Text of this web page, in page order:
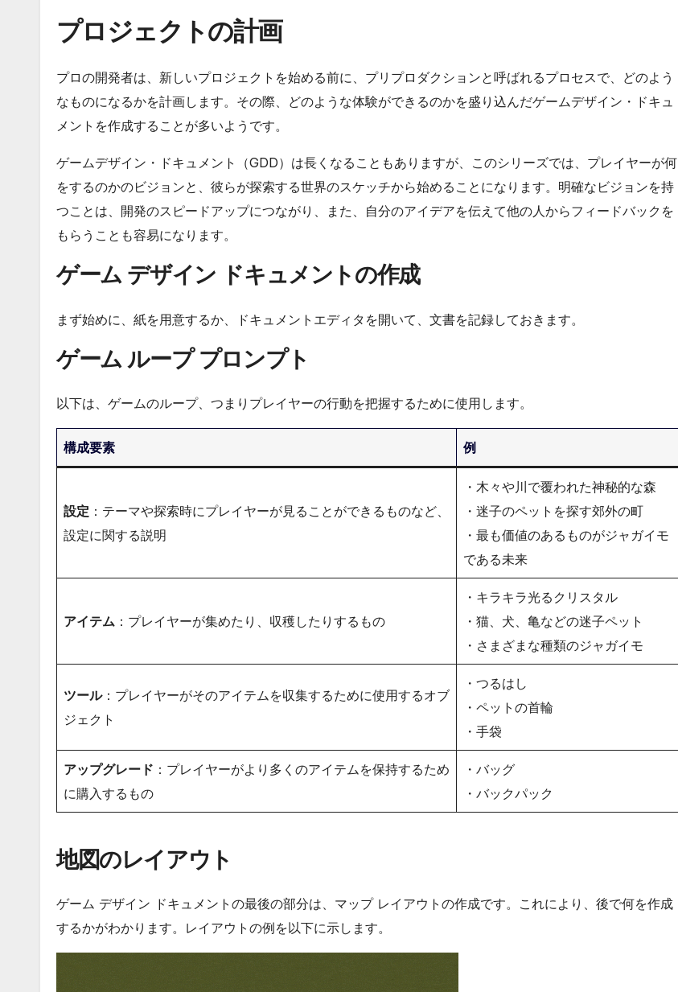
プロジェクトの計画
プロの開発者は、新しいプロジェクトを始める前に、プリプロダクションと呼ばれるプロセスで、どのよう
なものになるかを計画します。その際、どのような体験ができるのかを盛り込んだゲームデザイン・ドキュ
メントを作成することが多いようです。
ゲームデザイン・ドキュメント（GDD）は長くなることもありますが、このシリーズでは、プレイヤーが何
をするのかのビジョンと、彼らが探索する世界のスケッチから始めることになります。明確なビジョンを持
つことは、開発のスピードアップにつながり、また、自分のアイデアを伝えて他の人からフィードバックを
もらうことも容易になります。
ゲーム デザイン ドキュメントの作成
まず始めに、紙を用意するか、ドキュメントエディタを開いて、文書を記録しておきます。
ゲーム ループ プロンプト
以下は、ゲームのループ、つまりプレイヤーの行動を把握するために使用します。
構成要素 例
設定 ：テーマや探索時にプレイヤーが見ることができるものなど、
設定に関する説明
・木々や川で覆われた神秘的な森
・迷子のペットを探す郊外の町
・最も価値のあるものがジャガイモ
である未来
アイテム ：プレイヤーが集めたり、収穫したりするもの
・キラキラ光るクリスタル
・猫、犬、亀などの迷子ペット
・さまざまな種類のジャガイモ
ツール：プレイヤーがそのアイテムを収集するために使用するオブ
ジェクト
・つるはし
・ペットの首輪
・手袋
アップグレード ：プレイヤーがより多くのアイテムを保持するため
に購入するもの
・バッグ
・バックパック
地図のレイアウト
ゲーム デザイン ドキュメントの最後の部分は、マップ レイアウトの作成です。これにより、後で何を作成
するかがわかります。レイアウトの例を以下に示します。